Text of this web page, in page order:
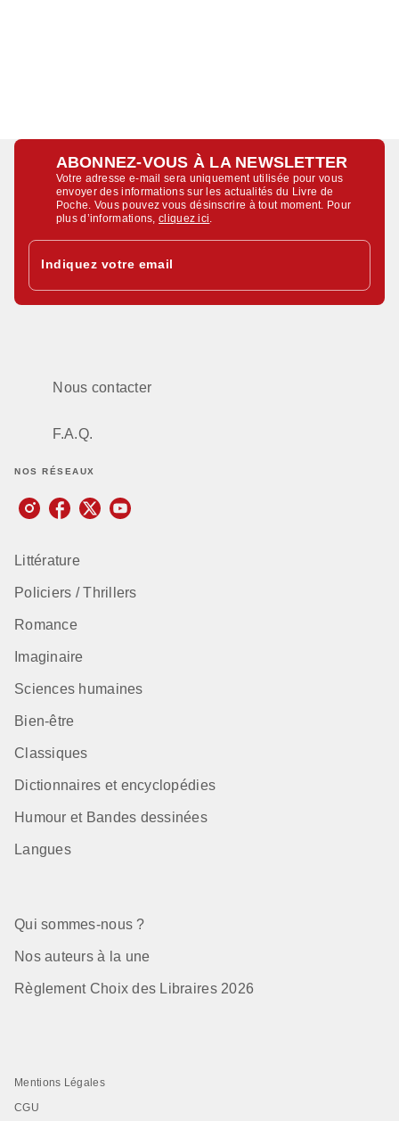
ABONNEZ-VOUS À LA NEWSLETTER
Votre adresse e-mail sera uniquement utilisée pour vous
envoyer des informations sur les actualités du Livre de
Poche. Vous pouvez vous désinscrire à tout moment. Pour
plus d’informations,cliquez ici
Indiquez votre email
Nous contacter
F.A.Q.
NOS RÉSEAUX
Littérature
Policiers / Thrillers
Romance
Imaginaire
Sciences humaines
Bien-être
Classiques
Dictionnaires et encyclopédies
Humour et Bandes dessinées
Langues
Qui sommes-nous ?
Nos auteurs à la une
Règlement Choix des Libraires 2026
Mentions Légales
CGU